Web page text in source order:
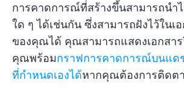
การคาดการณ์ที่สร้างขึ้นสามารถนำ
ใด ๆ ได้เช่นกัน ซึ่งสามารถฝังไว้ในเ
ของคุณได้ คุณสามารถแสดงเอกสาร
คุณพร้อมกราฟการคาดการณ์บนแด
ที่กำหนดเองได้หากคุณต้องการติดต